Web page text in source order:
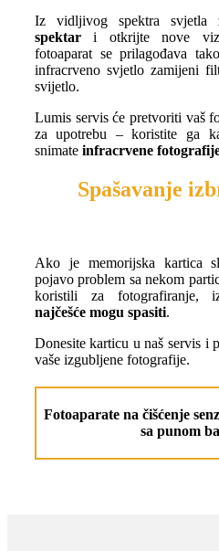
Iz vidljivog spektra
spektari otkrijte nove
fotoaparat se prilagođava
infracrveno svjetlo zamijeni
svijetlo.
Lumis servis će pretvoriti vaš
za upotrebu – koristite ga
snimate infracrvene
Spašavanje
Ako je memorijska kartica
pojavo problem sa nekom
koristili za fotografiranje,
najčešće mogu spasiti.
Donesite karticu u naš servis i
vaše izgubljene fotografije.
Fotoaparate na čišćenje
sa punom